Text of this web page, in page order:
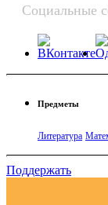
Социальные
Предметы
Литература
Поддержать